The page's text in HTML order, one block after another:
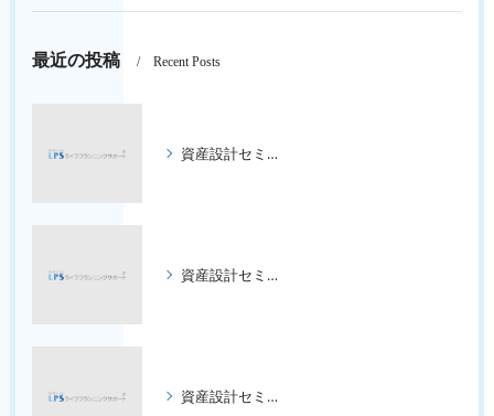
最近の投稿 Recent Posts
資産設計セミナー ３回コース
資産設計セミナー ３回コース
資産設計セミナー ３回コース